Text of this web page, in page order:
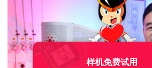
样机免费试用